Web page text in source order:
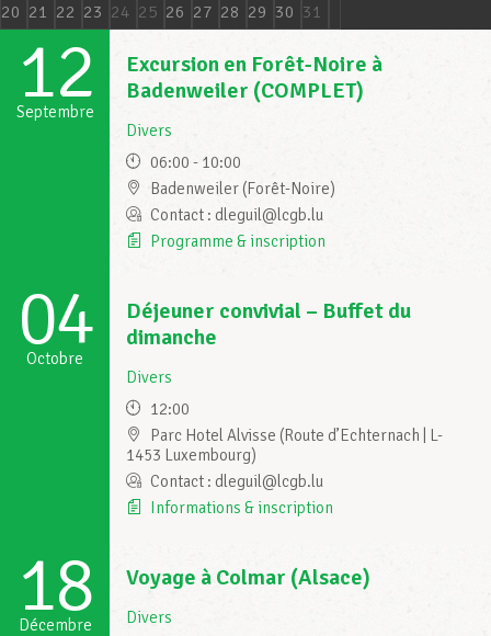
Devenir Membre
Actualités
20 21 22 23 24 25 26 27 28 29 30 31
12
Septembre
Excursion en Forêt-Noire à
Badenweiler (COMPLET)
Divers
06:00 - 10:00
Badenweiler (Forêt-Noire)
Contact : dleguil@lcgb.lu
Programme & inscription
04
Octobre
Déjeuner convivial – Buffet du
dimanche
Divers
12:00
Parc Hotel Alvisse (Route d’Echternach | L-
1453 Luxembourg)
Contact : dleguil@lcgb.lu
Informations & inscription
18
Décembre
Voyage à Colmar (Alsace)
Divers